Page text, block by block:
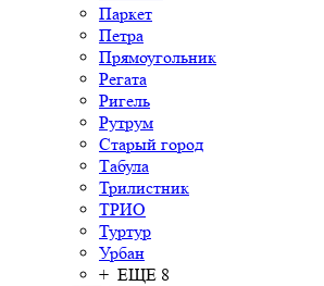
Паркет
Петра
Прямоугольник
Регата
Ригель
Рутрум
Старый город
Табула
Трилистник
ТРИО
Туртур
Урбан
+ ЕЩЕ 8